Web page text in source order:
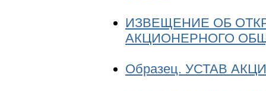
ИЗВЕЩЕНИЕ ОБ
АКЦИОНЕРНОГО
Образец. УСТАВ